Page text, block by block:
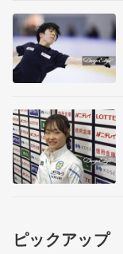
ピックアップ